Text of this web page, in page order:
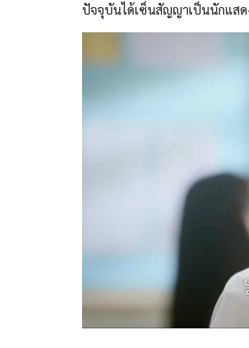
ปัจจุบันได้เซ็นสัญญาเป็นนักแสด